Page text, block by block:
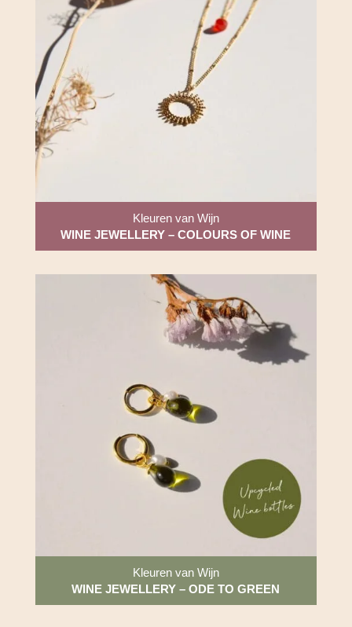
Kleuren van Wijn
WINE JEWELLERY – COLOURS OF WINE
Kleuren van Wijn
WINE JEWELLERY – ODE TO GREEN